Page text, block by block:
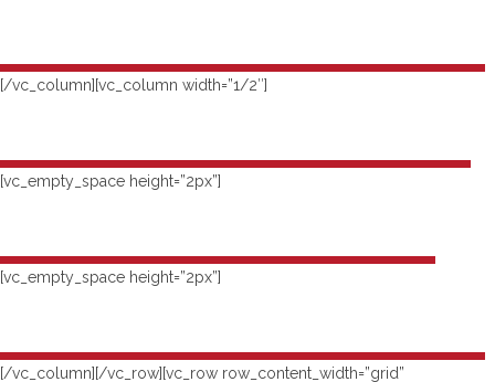
[/vc_column][vc_column width=”1/2″]
[vc_empty_space height=”2px”]
[vc_empty_space height=”2px”]
[/vc_column][/vc_row][vc_row row_content_width=”grid”